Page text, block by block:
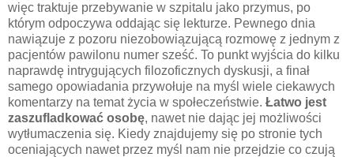
więc traktuje przebywanie w szpitalu jako przymus, po
którym odpoczywa oddając się lekturze. Pewnego dnia
nawiązuje z pozoru niezobowiązującą rozmowę z jednym z
pacjentów pawilonu numer sześć. To punkt wyjścia do kilku
naprawdę intrygujących filozoficznych dyskusji, a finał
samego opowiadania przywołuje na myśl wiele ciekawych
komentarzy na temat życia w społeczeństwie. Łatwo jest
zaszufladkować osobę, nawet nie dając jej możliwości
wytłumaczenia się. Kiedy znajdujemy się po stronie tych
oceniających nawet przez myśl nam nie przejdzie co czują